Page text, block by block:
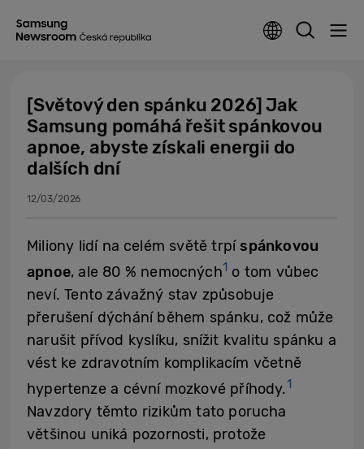
[Světový den spánku 2026] Jak
Samsung pomáhá řešit spánkovou
apnoe, abyste získali energii do
dalších dní
12/03/2026
Miliony lidí na celém světě trpíspánkovou
apnoe, ale 80 % nemocných1 o tom vůbec
neví. Tento závažný stav způsobuje
přerušení dýchání během spánku, což může
narušit přívod kyslíku, snížit kvalitu spánku a
vést ke zdravotním komplikacím včetně
hypertenze a cévní mozkové příhody.1
Navzdory těmto rizikům tato porucha
většinou uniká pozornosti, protože